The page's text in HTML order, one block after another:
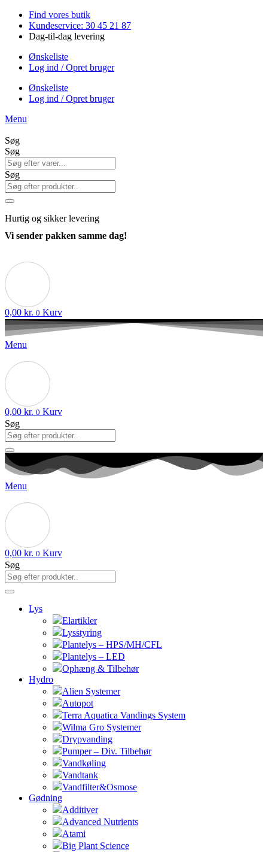
Videre
indhold
Find vores butik
Kundeservice: 30 45 21 87
Dag-til-dag levering
Ønskeliste
Log ind / Opret bruger
Ønskeliste
Log ind / Opret bruger
Menu
Søg
Søg
Søg
Hurtig og sikker levering
Vi sender pakken samme dag!
0,00 kr. 0 Kurv
Menu
0,00 kr. 0 Kurv
Søg
Menu
0,00 kr. 0 Kurv
Søg
Lys
Elartikler
Lysstyring
Plantelys – HPS/MH/CFL
Plantelys – LED
Ophæng & Tilbehør
Hydro
Alien Systemer
Autopot
Terra Aquatica Vandings System
Wilma Gro Systemer
Drypvanding
Pumper – Div. Tilbehør
Vandkøling
Vandtank
Vandfilter&Osmose
Gødning
Additiver
Advanced Nutrients
Atami
Big Plant Science